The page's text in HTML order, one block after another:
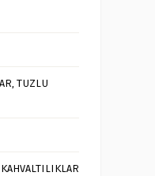
TUZLU